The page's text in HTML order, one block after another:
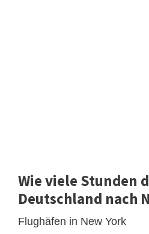
Wie viele Stunden
Deutschland nach
Flughäfen in New York